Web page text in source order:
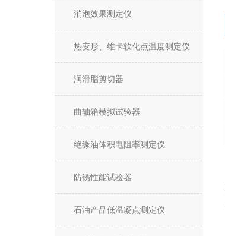
消泡效果测定仪
热变形、维卡软化点温度测定仪
润滑脂剪切器
曲轴箱模拟试验器
绝缘油体积电阻率测定仪
防锈性能试验器
石油产品低温凝点测定仪